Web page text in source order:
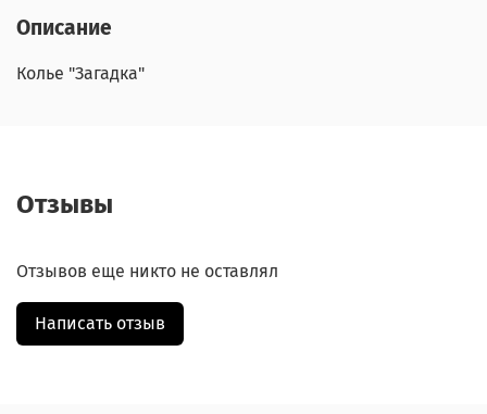
Описание
Колье "Загадка"
Отзывы
Отзывов еще никто не оставлял
Написать отзыв